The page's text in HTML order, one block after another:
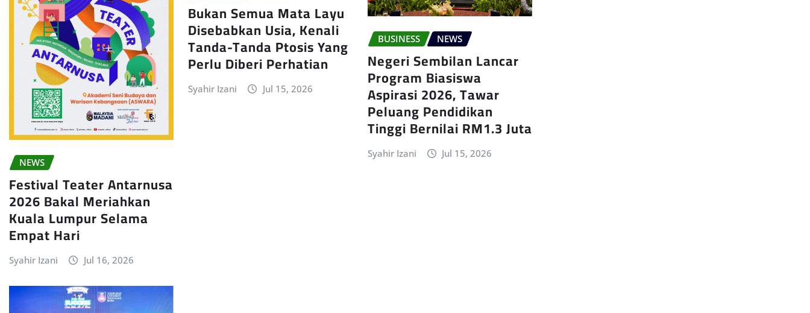
NEWS
Festival Teater Antarnusa
2026 Bakal Meriahkan
Kuala Lumpur Selama
Empat Hari
Syahir Izani Jul 16, 2026
Bukan Semua Mata Layu
Disebabkan Usia, Kenali
Tanda-Tanda Ptosis Yang
Perlu Diberi Perhatian
Syahir Izani Jul 15, 2026
BUSINESS NEWS
Negeri Sembilan Lancar
Program Biasiswa
Aspirasi 2026, Tawar
Peluang Pendidikan
Tinggi Bernilai RM1.3 Juta
Syahir Izani Jul 15, 2026